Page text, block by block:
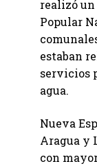
realizó un
Popular
estaban
servicios
agua.
Nueva
Aragua y
con